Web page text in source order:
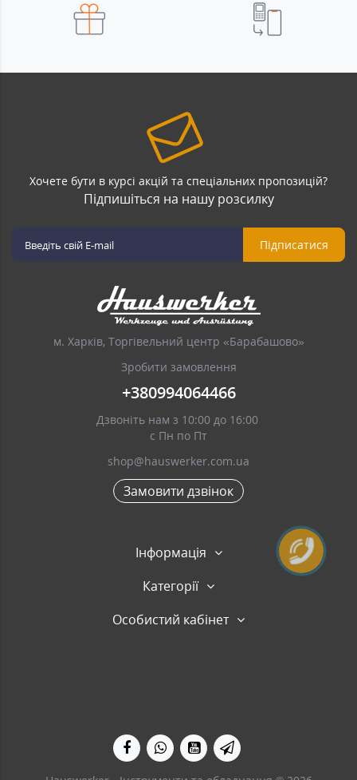
Хочете бути в курсі акцій та спеціальних пропозицій?
Підпишіться на нашу розсилку
Підписатися
м. Харків, Торгівельний центр «Барабашово»
Зробити замовлення
+380994064466
Дзвоніть нам з 10:00 до 16:00
с Пн по Пт
shop@hauswerker.com.ua
Замовити дзвінок
Інформація
Категорії
Особистий кабінет